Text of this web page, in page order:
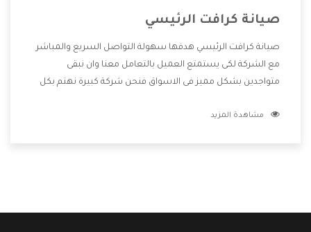
صيانة كرافت الرئيسي
صيانة كرافت الرئيسي هدفها سهولة التواصل السريع والمباشر
مع الشركة لكى يستمتع العميل بالتعامل معنا وان نبقى
متواجدين بشكل مميز فى الاسواق فنحن شركة كبيرة نهتم بكل
الشركة بها والتى تكون منها خدمة الصيانة التى تكون من أهم
مشاهدة المزيد